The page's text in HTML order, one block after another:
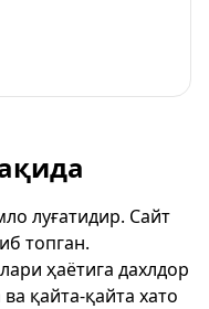
луғатидир. Сайт
топган.
ҳаётига дахлдор
қайта-қайта хато